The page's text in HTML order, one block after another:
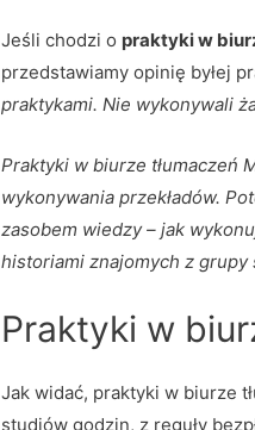
Jeśli chodzi o praktyki w
przedstawiamy opinię byłej
praktykami. Nie wykonywali
Praktyki w biurze tłumaczeń
wykonywania przekładów.
zasobem wiedzy – jak
historiami znajomych z grupy
Praktyki w
Jak widać, praktyki w biurze
studiów godzin, z reguły